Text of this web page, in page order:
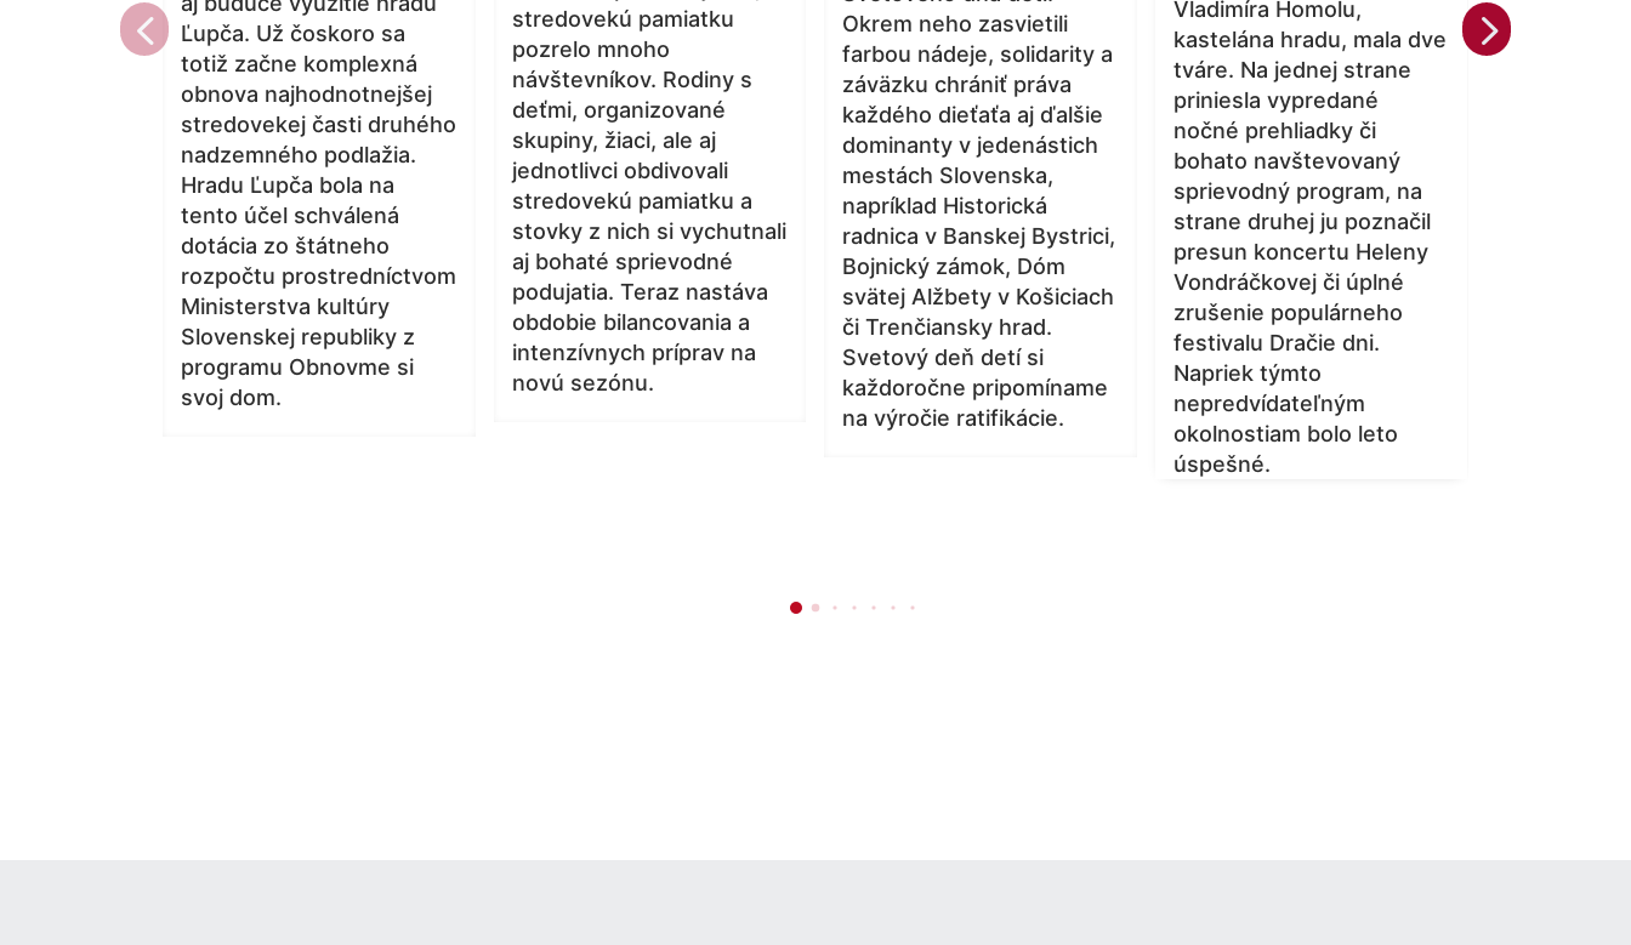
Ľupča. Už čoskoro sa
totiž začne komplexná
obnova najhodnotnejšej
stredovekej časti druhého
nadzemného podlažia.
Hradu Ľupča bola na
tento účel schválená
dotácia zo štátneho
rozpočtu prostredníctvom
Ministerstva kultúry
Slovenskej republiky z
programu Obnovme si
svoj dom.
stredovekú pamiatku
pozrelo mnoho
návštevníkov. Rodiny s
deťmi, organizované
skupiny, žiaci, ale aj
jednotlivci obdivovali
stredovekú pamiatku a
stovky z nich si vychutnali
aj bohaté sprievodné
podujatia. Teraz nastáva
obdobie bilancovania a
intenzívnych príprav na
novú sezónu.
Okrem neho zasvietili
farbou nádeje, solidarity a
záväzku chrániť práva
každého dieťaťa aj ďalšie
dominanty v jedenástich
mestách Slovenska,
napríklad Historická
radnica v Banskej Bystrici,
Bojnický zámok, Dóm
svätej Alžbety v Košiciach
či Trenčiansky hrad.
Svetový deň detí si
každoročne pripomíname
na výročie ratifikácie.
Vladimíra Homolu,
kastelána hradu, mala dve
tváre. Na jednej strane
priniesla vypredané
nočné prehliadky či
bohato navštevovaný
sprievodný program, na
strane druhej ju poznačil
presun koncertu Heleny
Vondráčkovej či úplné
zrušenie populárneho
festivalu Dračie dni.
Napriek týmto
nepredvídateľným
okolnostiam bolo leto
úspešné.
podujatia.
úspechu
4 5